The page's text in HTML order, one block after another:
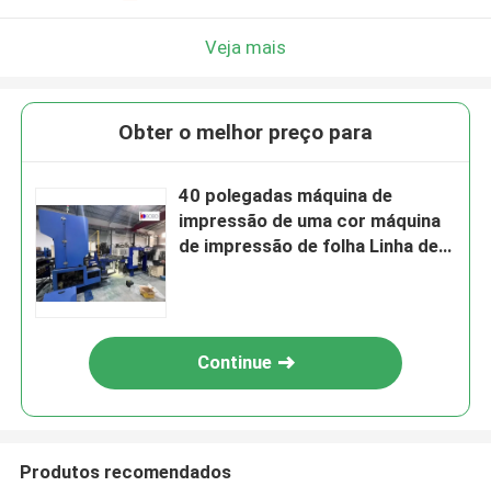
Veja mais
Obter o melhor preço para
40 polegadas máquina de
impressão de uma cor máquina
de impressão de folha Linha de
Continue
Produtos recomendados